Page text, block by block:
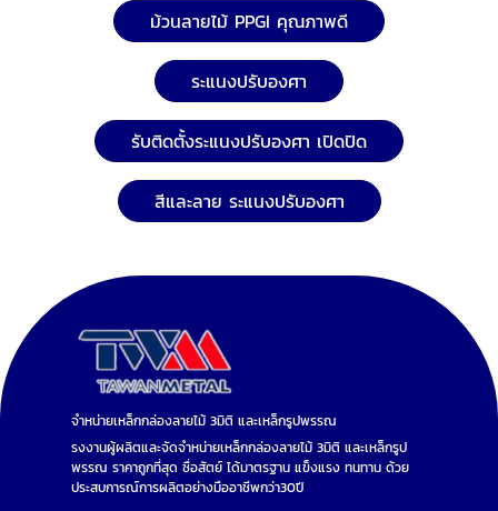
ม้วนลายไม้ PPGI คุณภาพดี
ระแนงปรับองศา
รับติดตั้งระแนงปรับองศา เปิดปิด
สีและลาย ระแนงปรับองศา
จำหน่ายเหล็กกล่องลายไม้ 3มิติ และเหล็กรูปพรรณ
รงงานผู้ผลิตและจัดจำหน่ายเหล็กกล่องลายไม้ 3มิติ และเหล็กรูป
พรรณ ราคาถูกที่สุด ซื่อสัตย์ ได้มาตรฐาน แข็งแรง ทนทาน ด้วย
ประสบการณ์การผลิตอย่างมืออาชีพกว่า30ปี